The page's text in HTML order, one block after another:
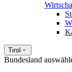
Tirol
Bundesland